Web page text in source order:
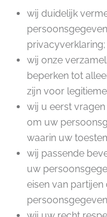
wij duidelijk
privacyverklaring;
wij onze
beperken tot
zijn voor
wij u eerst
om uw
waarin uw
wij passende
uw
eisen van